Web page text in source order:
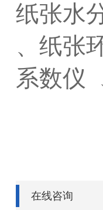
纸张水
、纸张
系数仪
在线咨询